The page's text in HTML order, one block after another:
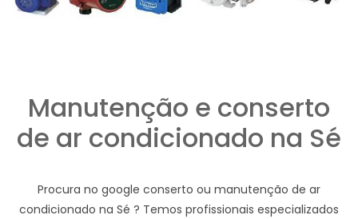
Manutenção e conserto
de ar condicionado na Sé
Procura no google conserto ou manutenção de ar
condicionado na Sé ? Temos profissionais especializados